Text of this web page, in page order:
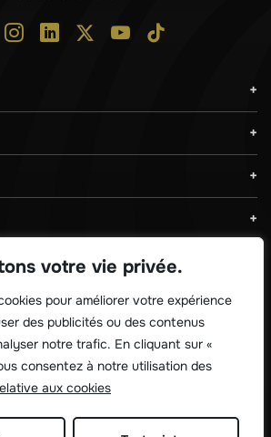
votre vie privée.
pour améliorer votre expérience
des publicités ou des contenus
notre trafic. En cliquant sur «
consentez à notre utilisation des
aux cookies
notre application !